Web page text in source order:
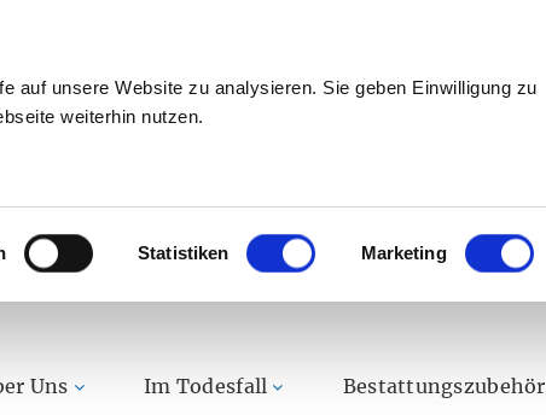
auf unsere Website zu analysieren. Sie geben Einwilligung zu
weiterhin nutzen.
Statistiken Marketing
Uns Im Todesfall Bestattungszubehör